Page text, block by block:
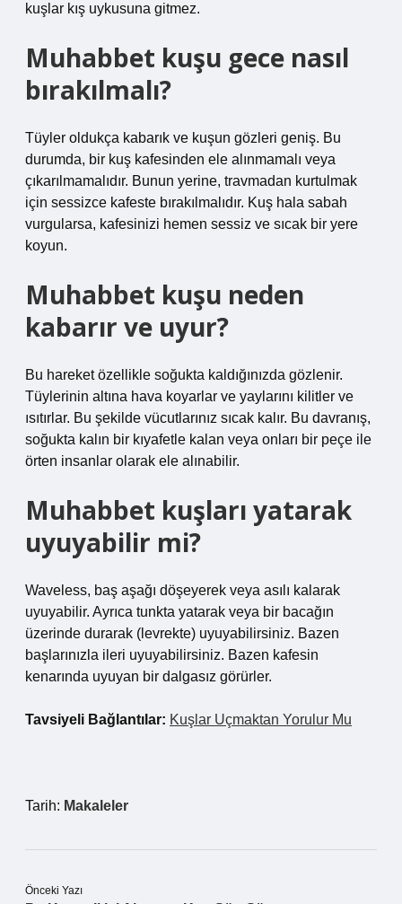
kuşlar kış uykusuna gitmez.
Muhabbet kuşu gece nasıl
bırakılmalı?
Tüyler oldukça kabarık ve kuşun gözleri geniş. Bu
durumda, bir kuş kafesinden ele alınmamalı veya
çıkarılmamalıdır. Bunun yerine, travmadan kurtulmak
için sessizce kafeste bırakılmalıdır. Kuş hala sabah
vurgularsa, kafesinizi hemen sessiz ve sıcak bir yere
koyun.
Muhabbet kuşu neden
kabarır ve uyur?
Bu hareket özellikle soğukta kaldığınızda gözlenir.
Tüylerinin altına hava koyarlar ve yaylarını kilitler ve
ısıtırlar. Bu şekilde vücutlarınız sıcak kalır. Bu davranış,
soğukta kalın bir kıyafetle kalan veya onları bir peçe ile
örten insanlar olarak ele alınabilir.
Muhabbet kuşları yatarak
uyuyabilir mi?
Waveless, baş aşağı döşeyerek veya asılı kalarak
uyuyabilir. Ayrıca tunkta yatarak veya bir bacağın
üzerinde durarak (levrekte) uyuyabilirsiniz. Bazen
başlarınızla ileri uyuyabilirsiniz. Bazen kafesin
kenarında uyuyan bir dalgasız görürler.
Tavsiyeli Bağlantılar: Kuşlar Uçmaktan Yorulur Mu
Tarih: Makaleler
Önceki Yazı